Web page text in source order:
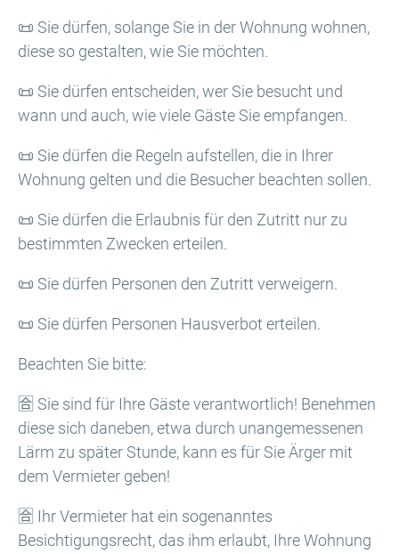
📜 Sie dürfen, solange Sie in der Wohnung wohnen,
diese so gestalten, wie Sie möchten.
📜 Sie dürfen entscheiden, wer Sie besucht und
wann und auch, wie viele Gäste Sie empfangen.
📜 Sie dürfen die Regeln aufstellen, die in Ihrer
Wohnung gelten und die Besucher beachten sollen.
📜 Sie dürfen die Erlaubnis für den Zutritt nur zu
bestimmten Zwecken erteilen.
📜 Sie dürfen Personen den Zutritt verweigern.
📜 Sie dürfen Personen Hausverbot erteilen.
Beachten Sie bitte:
🈴 Sie sind für Ihre Gäste verantwortlich! Benehmen
diese sich daneben, etwa durch unangemessenen
Lärm zu später Stunde, kann es für Sie Ärger mit
dem Vermieter geben!
🈴 Ihr Vermieter hat ein sogenanntes
Besichtigungsrecht, das ihm erlaubt, Ihre Wohnung